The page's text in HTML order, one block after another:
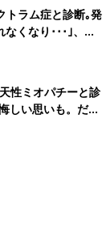
トラム症と診断｡発
くなり･･･｣、元
性ミオパチーと診
しい思いも。だか
たい